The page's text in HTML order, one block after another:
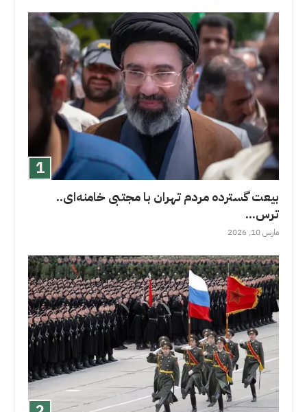
بیعت گسترده مردم تهران با مجتبی خامنه‌ای..
ترس...
مارس 10, 2026